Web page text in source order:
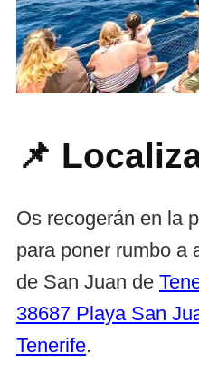
📌
Os recogerán en la
para poner rumbo a
de San Juan de
38687 Playa San
Tenerife.